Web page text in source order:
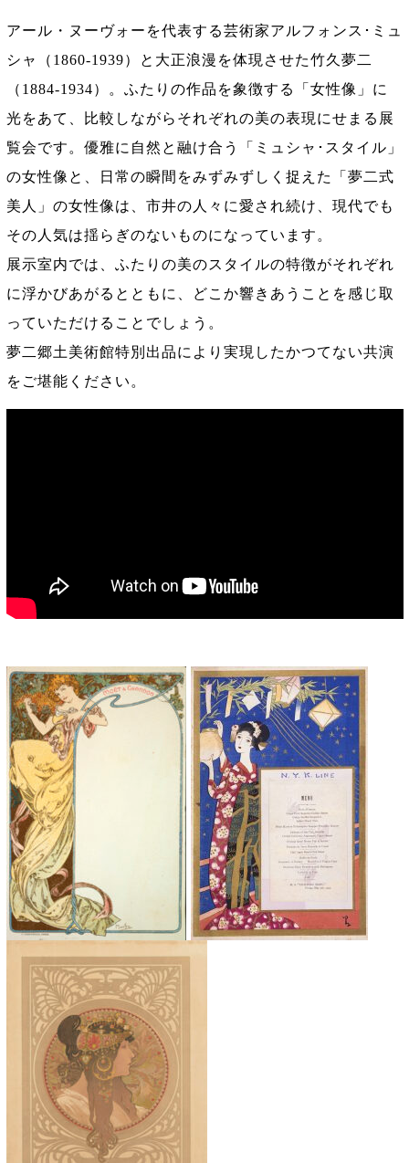
アール・ヌーヴォーを代表する芸術家アルフォンス･ミュ
シャ（1860-1939）と大正浪漫を体現させた竹久夢二
（1884-1934）。ふたりの作品を象徴する「女性像」に
光をあて、比較しながらそれぞれの美の表現にせまる展
覧会です。優雅に自然と融け合う「ミュシャ･スタイル」
の女性像と、日常の瞬間をみずみずしく捉えた「夢二式
美人」の女性像は、市井の人々に愛され続け、現代でも
その人気は揺らぎのないものになっています。
展示室内では、ふたりの美のスタイルの特徴がそれぞれ
に浮かびあがるとともに、どこか響きあうことを感じ取
っていただけることでしょう。
夢二郷土美術館特別出品により実現したかつてない共演
をご堪能ください。